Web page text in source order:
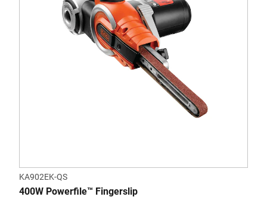
KA902EK-QS
400W Powerfile™ Fingerslip